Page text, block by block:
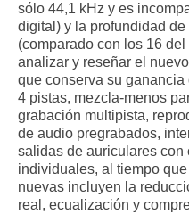
sólo 44,1 kHz y es
digital) y la profundidad
(comparado con los 16
analizar y reseñar el
que conserva su
4 pistas, mezcla-menos
grabación multipista,
de audio pregrabados,
salidas de auriculares con
individuales, al tiempo
nuevas incluyen la
real, ecualización y